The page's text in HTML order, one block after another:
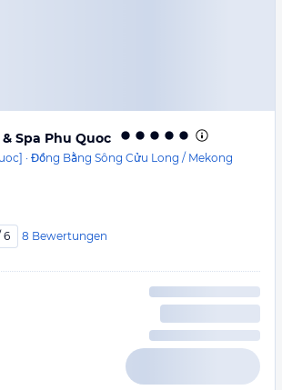
Spa Phu Quoc
· Đồng Bằng Sông Cửu Long / Mekong
6 8 Bewertungen